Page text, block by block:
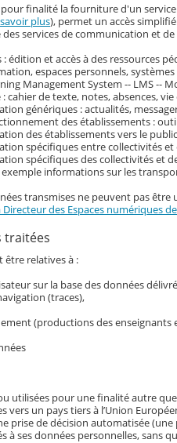
finalité la fourniture d'un
plus), permet un accès
services de communication et
: édition et accès à des ressources
espaces personnels,
Management System -- LMS --
cahier de texte, notes, absences,
génériques : actualités,
des établissements :
des établissements vers le
spécifiques entre collectivités
spécifiques des collectivités et
informations sur les
transmises ne peuvent pas
Directeur des Espaces numériques
traitées
être relatives à :
sur la base des données
(traces),
(productions des enseignants
utilisées pour une finalité autre
vers un pays tiers à l’Union
prise de décision automatisée
à ses données personnelles, sans